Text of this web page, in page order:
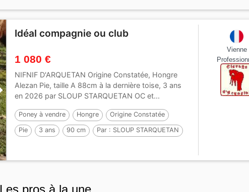
Idéal compagnie ou club
1 080 €
NIFNIF D'ARQUETAN Origine Constatée, Hongre
Alezan Pie, taille A 88cm à la dernière toise, 3 ans
en 2026 par SLOUP STARQUETAN OC et...
Poney à vendre Hongre Origine Constatée
Pie 3 ans 90 cm Par : SLOUP STARQUETAN
Vienne
Les pros à la une